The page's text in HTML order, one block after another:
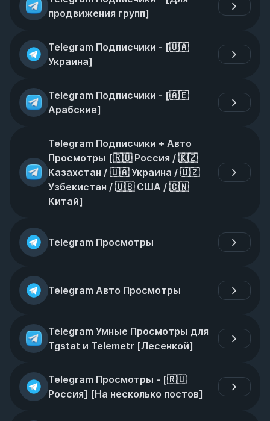
продвижения групп]
Telegram Подписчики - [🇺🇦
Украина]
Telegram Подписчики - [🇦🇪
Арабские]
Telegram Подписчики + Авто
Просмотры [🇷🇺 Россия / 🇰🇿
Казахстан / 🇺🇦 Украина / 🇺🇿
Узбекистан / 🇺🇸 США / 🇨🇳
Китай]
Telegram Просмотры
Telegram Авто Просмотры
Telegram Умные Просмотры для
Tgstat и Telemetr [Лесенкой]
Telegram Просмотры - [🇷🇺
Россия] [На несколько постов]